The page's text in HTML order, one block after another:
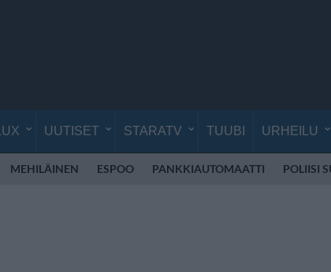
LUX UUTISET STARATV TUUBI URHEILU
MEHILÄINEN ESPOO PANKKIAUTOMAATTI POLIISI